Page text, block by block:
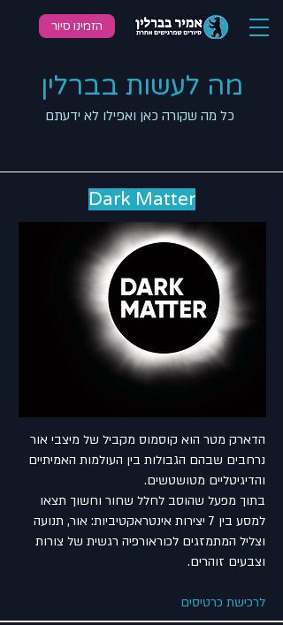
הזמינו סיור
מה לעשות בברלין
כל מה שקורה כאן ואפילו לא ידעתם
Dark Matter
הדארק מטר הוא קוסמוס מקביל של מיצבי אור
נרחבים שבהם הגבולות בין העולמות האמיתיים
והדיגיטליים מטושטשים.
בתוך מפעל שהוסב לחלל שחור וחשוך תצאו
למסע בין 7 יצירות אינטראקטיביות: אור, תנועה
וצליל המתמזגים לכוראורפיה רגשית של צורות
וצבעים זוהרים.
לרכישת כרטיסים